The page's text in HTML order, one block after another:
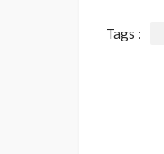
Tags :